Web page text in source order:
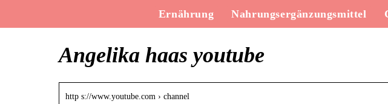
Ernährung Nahrungsergänzungsmittel
Angelika haas youtube
http s://www.youtube.com › channel